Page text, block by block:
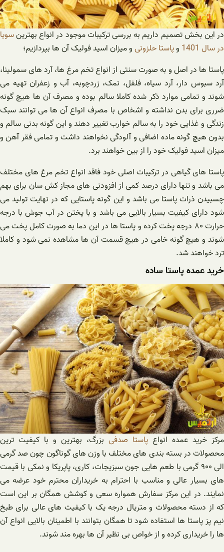
در این بخش تصمیم داریم به بررسی ترکیبات موجود در انواع بهترینسویا
در سال 1401
وپاستا حلزونیو میزان اسید فولیک آن ها بپردازیم؛
پاستا ها در اصل و به صورت سنتی از انواع تخم مرغ ها، آرد های سمولینا،
آرد سبوس دار، آرد سیاه، فلفل، نمک، زردچوبه، آب و زعفران تهیه می
شوند و تمامی موارد ذکر شده کاملا سالم بوده و مصرف آن ها هیچ گونه
ضرری برای بدن نداشته و اشخاص با مصرف انواع آن ها می توانند سبک
زندگی و غذایی خود را به سالم خوارب تغییر دهند و این گونه بدنی سالم و
بدون هیچ گونه ماده اضافی و آلودگی نخواهند داشت و تمامی فقر آهن و
میزان اسید فولیک خود را از بین خواهند برد.
پاستا های گیاهی در ترکیبات اصلی خود فاقد انواع تخم مرغ های مختلف
می باشد و تنها دارای درصد کمی از افزودنی های مجاز کش سان برای بهم
چسبیدن ذرات پاستا می باشد و این گونه پاستایی که در نهایت تولید می
شود دارای کیفیت بسیار بالایی می باشد و با پختن در آب جوش با درجه
حرارت ۸۰ درجه پخت کرده و پاستا ها در این دما به صورت کامل پخت می
شوند و هیچ گونه خامی در هیچ قسمت آن ها مشاهده نمی شود و کاملا
ترد خواهند شد.
خرید عمده پاستا ساده
مرکز خرید عمده انواع پاستا صدفی بزرگ، بهترین و با کیفیت ترین
محصولات در بسته بندی های مختلف با وزن های گوناگون چون صد گرمی
الی ۹۰۰ گرمی با طعم هایی جون سبزیجات، کاری، پاپریکا و نمکی با قیمت
های بسیار عالی و مناسب با احترام به خریداران محترم خود عرضه می
نمایند. در این مرکز سفارش همواره سعی و کوشش همگان بر این است
که از دسته محصولات و متریال درجه یک با کیفیت های عالی برای طبخ
نیم پز پاستا ها استفاده شود تا همگان بتوانند با اطمینان بالایی انواع آن
ها را خریداری کرده و از خواص بی نظیر آن ها بهره مند شوند.